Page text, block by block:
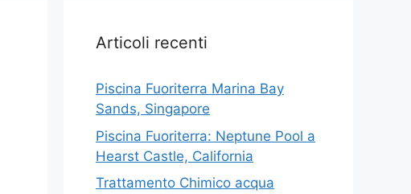
Articoli recenti
Piscina Fuoriterra Marina Bay
Sands, Singapore
Piscina Fuoriterra: Neptune Pool a
Hearst Castle, California
Trattamento Chimico acqua